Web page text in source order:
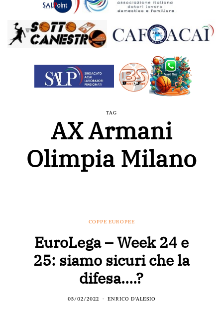
TAG
AX Armani
Olimpia Milano
COPPE EUROPEE
EuroLega – Week 24 e
25: siamo sicuri che la
difesa….?
05/02/2022 ENRICO D'ALESIO